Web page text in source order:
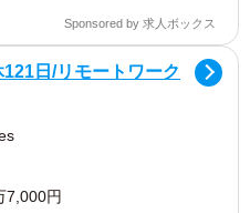
Sponsored by 求人ボックス
121日/リモートワーク
7,000円